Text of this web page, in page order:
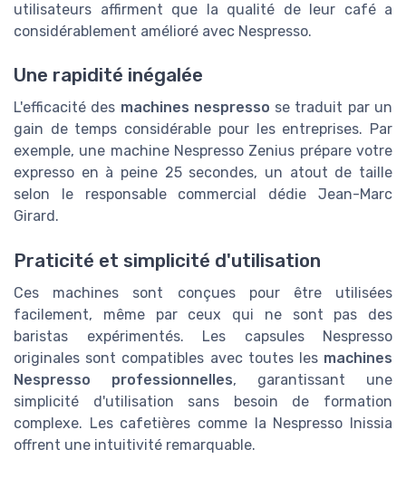
utilisateurs affirment que la qualité de leur café a
considérablement amélioré avec Nespresso.
Une rapidité inégalée
L'efficacité des machines nespresso se traduit par un
gain de temps considérable pour les entreprises. Par
exemple, une machine Nespresso Zenius prépare votre
expresso en à peine 25 secondes, un atout de taille
selon le responsable commercial dédie Jean-Marc
Girard.
Praticité et simplicité d'utilisation
Ces machines sont conçues pour être utilisées
facilement, même par ceux qui ne sont pas des
baristas expérimentés. Les capsules Nespresso
originales sont compatibles avec toutes les machines
Nespresso professionnelles, garantissant une
simplicité d'utilisation sans besoin de formation
complexe. Les cafetières comme la Nespresso Inissia
offrent une intuitivité remarquable.